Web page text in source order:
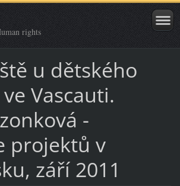
rights
u dětského
Vascauti.
-
projektů v
září 2011